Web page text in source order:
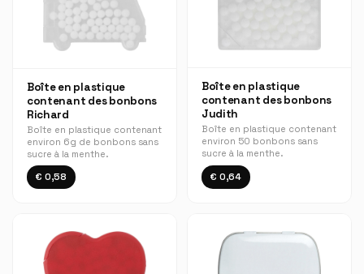
Boîte en plastique
contenant des bonbons
Richard
Boîte en plastique contenant
environ 6g de bonbons sans
sucre à la menthe.
€ 0,58
Boîte en plastique
contenant des bonbons
Judith
Boîte en plastique contenant
environ 50 bonbons sans
sucre à la menthe.
€ 0,64